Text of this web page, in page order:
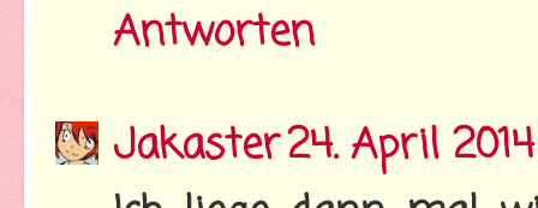
Antworten
Jakaster24. April